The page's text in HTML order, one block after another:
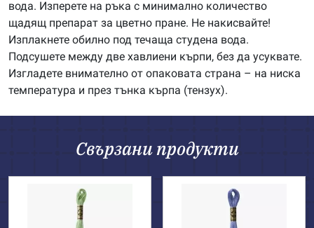
вода. Изперете на ръка с минимално количество
щадящ препарат за цветно пране. Не накисвайте!
Изплакнете обилно под течаща студена вода.
Подсушете между две хавлиени кърпи, без да усуквате.
Изгладете внимателно от опаковата страна – на ниска
температура и през тънка кърпа (тензух).
Свързани продукти